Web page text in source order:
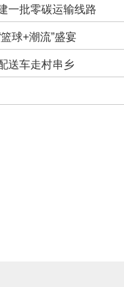
一批零碳运输线路
球+潮流”盛宴
送车走村串乡